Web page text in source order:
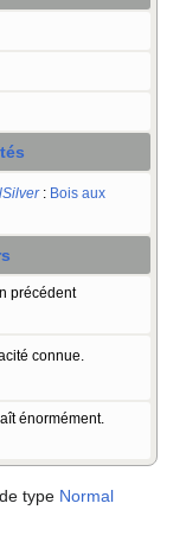
: Bois aux
précédent
connue.
énormément.
type Normal